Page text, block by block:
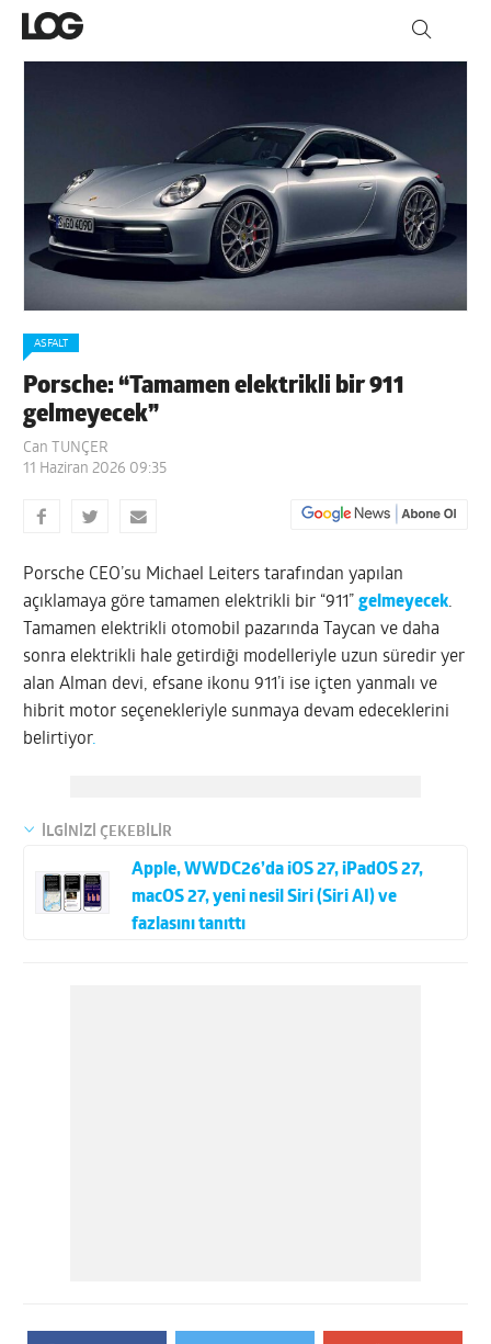
ASFALT
Porsche: “Tamamen elektrikli bir 911
gelmeyecek”
Can TUNÇER
11 Haziran 2026 09:35
Porsche CEO’su Michael Leiters tarafından yapılan
açıklamaya göre tamamen elektrikli bir “911”gelmeyecek.
Tamamen elektrikli otomobil pazarında Taycan ve daha
sonra elektrikli hale getirdiği modelleriyle uzun süredir yer
alan Alman devi, efsane ikonu 911’i ise içten yanmalı ve
hibrit motor seçenekleriyle sunmaya devam edeceklerini
belirtiyor.
İLGİNİZİ ÇEKEBİLİR
Apple, WWDC26’da iOS 27, iPadOS 27,
macOS 27, yeni nesil Siri (Siri AI) ve
fazlasını tanıttı